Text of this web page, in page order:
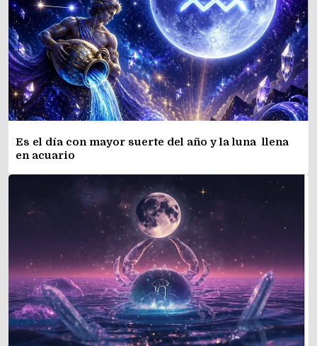
Es el día con mayor suerte del año y la luna llena
en acuario